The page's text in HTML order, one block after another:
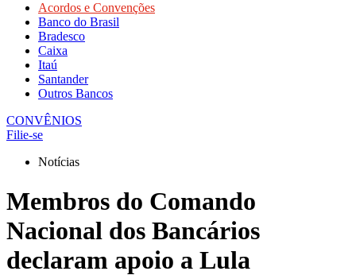
Acordos e Convenções
Banco do Brasil
Bradesco
Caixa
Itaú
Santander
Outros Bancos
CONVÊNIOS
Filie-se
Notícias
Membros do Comando
Nacional dos Bancários
declaram apoio a Lula